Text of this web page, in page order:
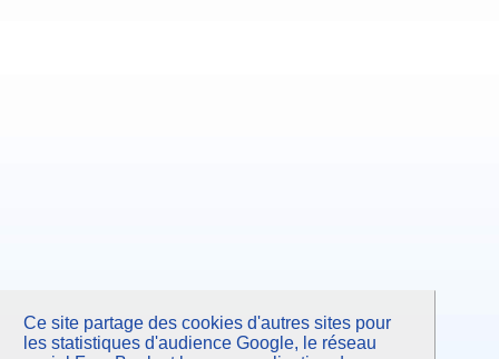
Ce site partage des cookies d'autres sites pour
les statistiques d'audience Google, le réseau